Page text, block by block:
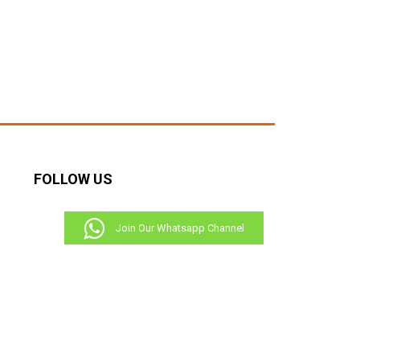
FOLLOW US
Join Our Whatsapp Channel